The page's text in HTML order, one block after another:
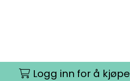
Logg inn for å kjøpe